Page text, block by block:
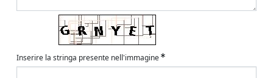
Inserire la stringa presente nell'immagine